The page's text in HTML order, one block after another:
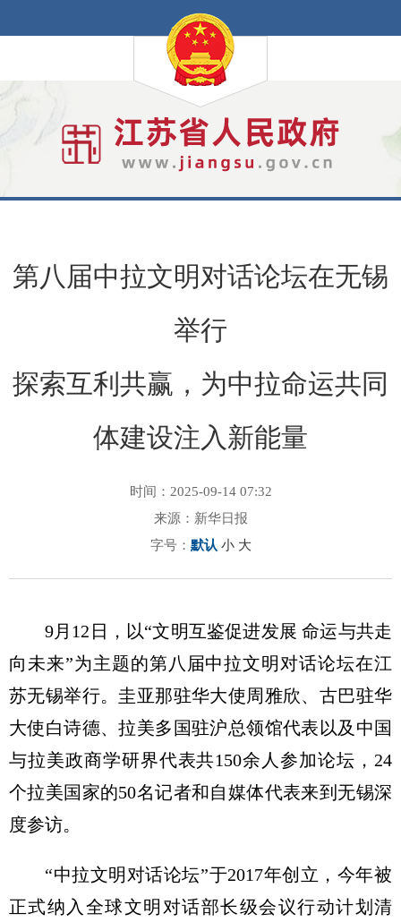
第八届中拉文明对话论坛在无锡
举行
探索互利共赢，为中拉命运共同
体建设注入新能量
时间：2025-09-14 07:32
来源：新华日报
字号： 默认 小 大
9月12日，以“文明互鉴促进发展 命运与共走
向未来”为主题的第八届中拉文明对话论坛在江
苏无锡举行。圭亚那驻华大使周雅欣、古巴驻华
大使白诗德、拉美多国驻沪总领馆代表以及中国
与拉美政商学研界代表共150余人参加论坛，24
个拉美国家的50名记者和自媒体代表来到无锡深
度参访。
“中拉文明对话论坛”于2017年创立，今年被
正式纳入全球文明对话部长级会议行动计划清